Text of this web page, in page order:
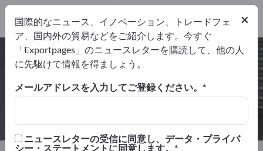
精密ガラス球 – メーカーとサプライ
ヤーを検索
メーカー2
代理店
×
国際的なニュース、イノベーション、トレードフェ
ア、国内外の貿易などをご紹介します。今すぐ
「Exportpages」のニュースレターを購読して、他の人
に先駆けて情報を得ましょう。
メールアドレスを入力してご登録ください。
ニュースレターの受信に同意し、データ・プライバ
シー・ステートメントに同意します。